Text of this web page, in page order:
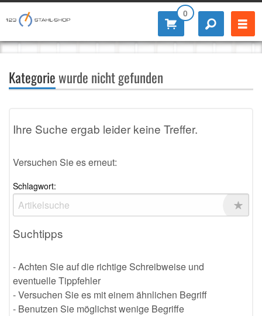
0
Kategoriewurde nicht gefunden
Ihre Suche ergab leider keine Treffer.
Versuchen Sie es erneut:
Schlagwort:
Suchtipps
- Achten Sie auf die richtige Schreibweise und
eventuelle Tippfehler
- Versuchen Sie es mit einem ähnlichen Begriff
- Benutzen Sie möglichst wenige Begriffe